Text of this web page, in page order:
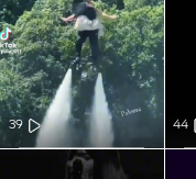
44
39